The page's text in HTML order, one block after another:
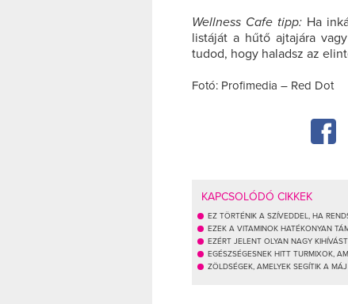
Wellness Cafe tipp:Ha
listáját a hűtő ajtajára
tudod, hogy haladsz az
Fotó: Profimedia – Red Dot
KAPCSOLÓDÓ CIKKEK
EZ TÖRTÉNIK A SZÍVEDDEL, HA
EZEK A VITAMINOK HATÉKONYAN
EZÉRT JELENT OLYAN NAGY
EGÉSZSÉGESNEK HITT TURMIXOK,
ZÖLDSÉGEK, AMELYEK SEGÍTIK A